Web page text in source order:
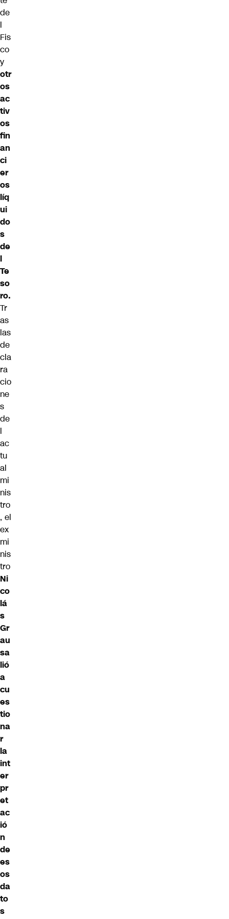
de
l
Fis
co
y
otr
os
ac
tiv
os
fin
an
ci
er
os
líq
ui
do
s
de
l
Te
so
ro.
Tr
as
las
de
cla
ra
cio
ne
s
de
l
ac
tu
al
mi
nis
tro
, el
ex
mi
nis
tro
Ni
co
lá
s
Gr
au
sa
lió
a
cu
es
tio
na
r
la
int
er
pr
et
ac
ió
n
de
es
os
da
to
s